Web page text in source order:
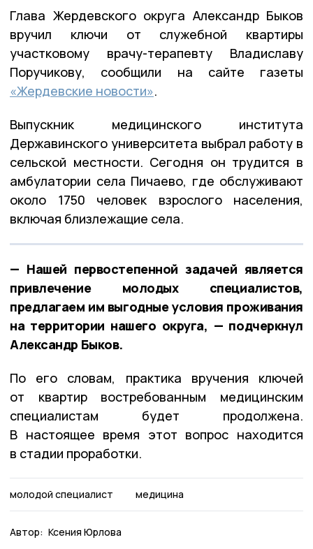
Глава Жердевского округа Александр Быков
вручил ключи от служебной квартиры
участковому врачу-терапевту Владиславу
Поручикову, сообщили на сайте газеты
«Жердевские новости».
Выпускник медицинского института
Державинского университета выбрал работу в
сельской местности. Сегодня он трудится в
амбулатории села Пичаево, где обслуживают
около 1750 человек взрослого населения,
включая близлежащие села.
— Нашей первостепенной задачей является
привлечение молодых специалистов,
предлагаем им выгодные условия проживания
на территории нашего округа, — подчеркнул
Александр Быков.
По его словам, практика вручения ключей
от квартир востребованным медицинским
специалистам будет продолжена.
В настоящее время этот вопрос находится
в стадии проработки.
молодой специалист медицина
Автор: Ксения Юрлова